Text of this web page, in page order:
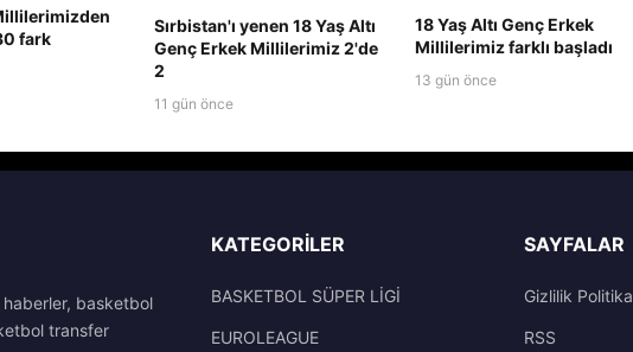
fark
Sırbistan'ı yenen 18 Yaş Altı
Genç Erkek Millilerimiz 2'de
2
11 gün önce
18 Yaş Altı Genç Erkek
Millilerimiz farklı başladı
13 gün önce
basketbol
transfer
KATEGORILER
BASKETBOL SÜPER LİGİ
EUROLEAGUE
SAYFALAR
Gizlilik
RSS